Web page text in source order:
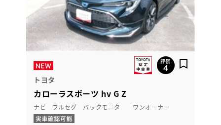
トヨタ
カローラスポーツ hv G Z
ナビ フルセグ バックモニタ ワンオーナー